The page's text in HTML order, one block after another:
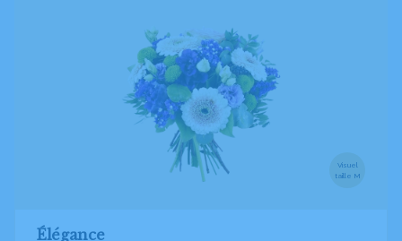
Visuel
taille M
Élégance